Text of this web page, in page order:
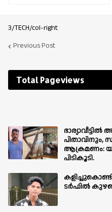
3/TECH/col-right
Previous Post
Total Pageviews
ഭാര്യാവീട്ടിൽ
ആക്രമണം:
പിടികൂടി.
ടർഫിൽ